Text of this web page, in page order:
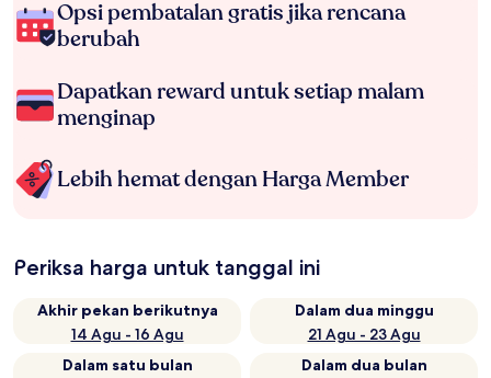
Opsi pembatalan gratis jika rencana
berubah
Dapatkan reward untuk setiap malam
menginap
Lebih hemat dengan Harga Member
Periksa harga untuk tanggal ini
Akhir pekan berikutnya
14 Agu - 16 Agu
Dalam dua minggu
21 Agu - 23 Agu
Dalam satu bulan
Dalam dua bulan